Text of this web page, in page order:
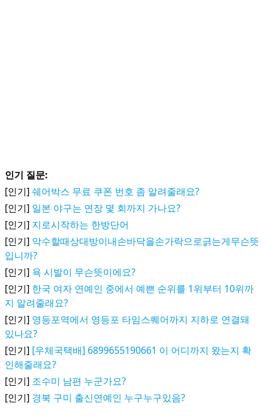
인기 질문:
[인기] 쉐어박스 무료 쿠폰 번호 좀 알려줄래요?
[인기] 일본 야구는 연장 몇 회까지 가나요?
[인기] 지로시작하는 한방단어
[인기] 악수할때상대방이내손바닥을손가락으로긁는게무슨뜻
입니까?
[인기] 욕 시발이 무슨뜻이에요?
[인기] 한국 여자 연예인 중에서 예쁜 순위를 1위부터 10위까
지 알려줄래요?
[인기] 영등포역에서 영등포 타임스퀘어까지 지하로 연결돼
있나요?
[인기] [우체국택배] 6899655190661 이 어디까지 왔는지 확
인해줄래요?
[인기] 조수미 남편 누군가요?
[인기] 경북 구미 출신연예인 누구누구있음?